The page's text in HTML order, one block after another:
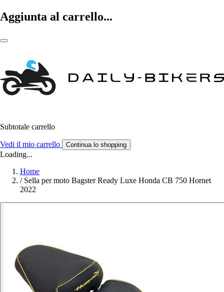
Aggiunta al carrello...
Subtotale carrello
Vedi il mio carrello Continua lo shopping
Loading...
Home
/ Sella per moto Bagster Ready Luxe Honda CB 750 Hornet
2022